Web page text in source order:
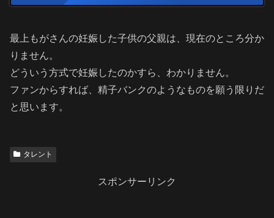
最上もがさんの妊娠した子供の父親は、現在のところ分か
りません。
どういう方式で妊娠したのかすら、わかりません。
ファンからすれば、精子バンクのようなものを願う限りだ
と思います。
タレント
スポンサーリンク